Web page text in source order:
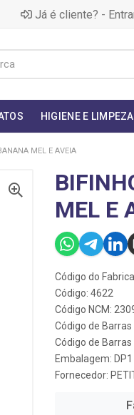
Já é cliente? -
HIGIENE E LIMPEZA
MEL E AVEIA
MEL E
Código do
Código: 4622
Código NCM:
Código de
Código de
Embalagem: DP1
Fornecedor: